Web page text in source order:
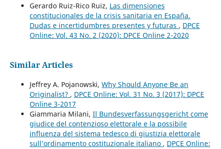
Gerardo Ruiz-Rico Ruiz, Las dimensiones
constitucionales de la crisis sanitaria en España.
Dudas e incertidumbres presentes y futuras , DPCE
Online: Vol. 43 No. 2 (2020): DPCE Online 2-2020
Similar Articles
Jeffrey A. Pojanowski, Why Should Anyone Be an
Originalist? , DPCE Online: Vol. 31 No. 3 (2017): DPCE
Online 3-2017
Giammaria Milani, Il Bundesverfassungsgericht come
giudice del contenzioso elettorale e la possibile
influenza del sistema tedesco di giustizia elettorale
sull’ordinamento costituzionale italiano , DPCE Online: